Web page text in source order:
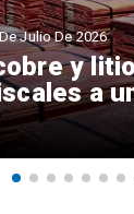
y
a
Julio De 2026